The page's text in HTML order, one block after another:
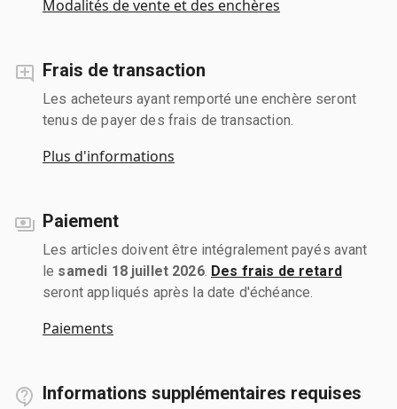
Modalités de vente et des enchères
Frais de transaction
Les acheteurs ayant remporté une enchère seront
tenus de payer des frais de transaction.
Plus d'informations
Paiement
Les articles doivent être intégralement payés avant
le samedi 18 juillet 2026. Des frais de retard
seront appliqués après la date d'échéance.
Paiements
Informations supplémentaires requises